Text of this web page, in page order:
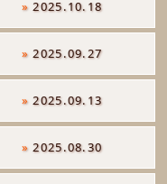
» 2025.10.18
» 2025.09.27
» 2025.09.13
» 2025.08.30